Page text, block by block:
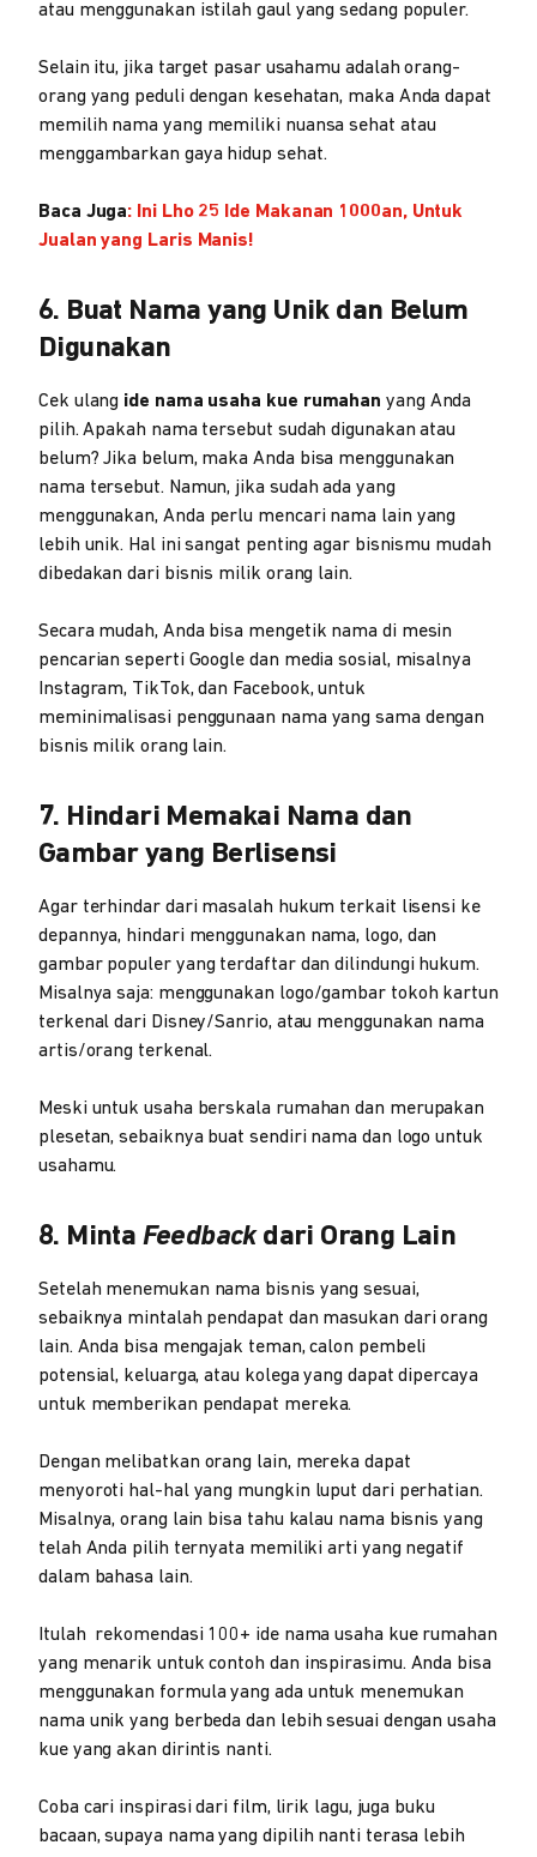
atau menggunakan istilah gaul yang sedang populer.
Selain itu, jika target pasar usahamu adalah orang-
orang yang peduli dengan kesehatan, maka Anda dapat
memilih nama yang memiliki nuansa sehat atau
menggambarkan gaya hidup sehat.
Baca Juga: Ini Lho 25 Ide Makanan 1000an, Untuk
Jualan yang Laris Manis!
6. Buat Nama yang Unik dan Belum
Digunakan
Cek ulang ide nama usaha kue rumahan yang Anda
pilih. Apakah nama tersebut sudah digunakan atau
belum? Jika belum, maka Anda bisa menggunakan
nama tersebut. Namun, jika sudah ada yang
menggunakan, Anda perlu mencari nama lain yang
lebih unik. Hal ini sangat penting agar bisnismu mudah
dibedakan dari bisnis milik orang lain.
Secara mudah, Anda bisa mengetik nama di mesin
pencarian seperti Google dan media sosial, misalnya
Instagram, TikTok, dan Facebook, untuk
meminimalisasi penggunaan nama yang sama dengan
bisnis milik orang lain.
7. Hindari Memakai Nama dan
Gambar yang Berlisensi
Agar terhindar dari masalah hukum terkait lisensi ke
depannya, hindari menggunakan nama, logo, dan
gambar populer yang terdaftar dan dilindungi hukum.
Misalnya saja: menggunakan logo/gambar tokoh kartun
terkenal dari Disney/Sanrio, atau menggunakan nama
artis/orang terkenal.
Meski untuk usaha berskala rumahan dan merupakan
plesetan, sebaiknya buat sendiri nama dan logo untuk
usahamu.
8. Minta Feedbackdari Orang Lain
Setelah menemukan nama bisnis yang sesuai,
sebaiknya mintalah pendapat dan masukan dari orang
lain. Anda bisa mengajak teman, calon pembeli
potensial, keluarga, atau kolega yang dapat dipercaya
untuk memberikan pendapat mereka.
Dengan melibatkan orang lain, mereka dapat
menyoroti hal-hal yang mungkin luput dari perhatian.
Misalnya, orang lain bisa tahu kalau nama bisnis yang
telah Anda pilih ternyata memiliki arti yang negatif
dalam bahasa lain.
Itulah rekomendasi 100+ ide nama usaha kue rumahan
yang menarik untuk contoh dan inspirasimu. Anda bisa
menggunakan formula yang ada untuk menemukan
nama unik yang berbeda dan lebih sesuai dengan usaha
kue yang akan dirintis nanti.
Coba cari inspirasi dari film, lirik lagu, juga buku
bacaan, supaya nama yang dipilih nanti terasa lebih